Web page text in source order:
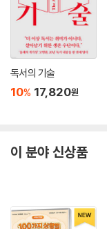
독서의 기술
10% 17,820원
이 분야 신상품